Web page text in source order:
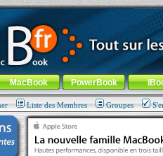
nomade !
menu général-Aller au menu de
MacBook PowerBook
Liste des Membres Groupes